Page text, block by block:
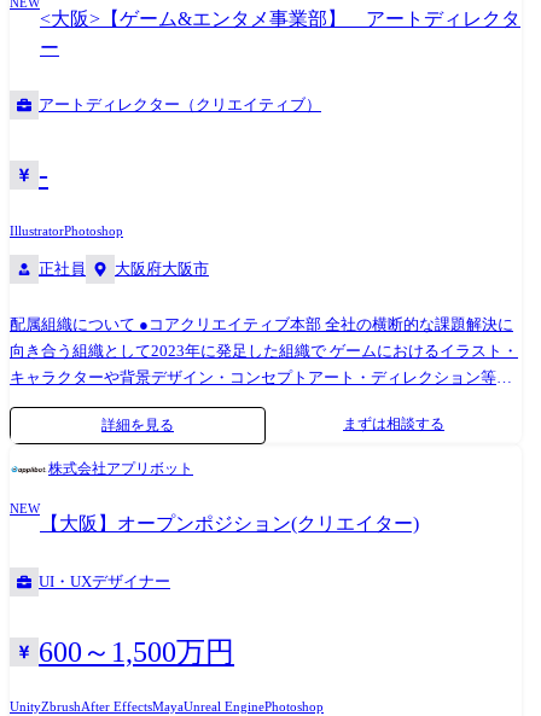
経営陣やマーケティング、PR、IR、採用、開発チームなど他部署と協働
し、ブランド体験の質を継続的に高めていただきます。 ●マネジメント
領域 ロードマップ策定、案件の優先度設計 ステークホルダーとの合意形
な運用体制(KPI設計、効果測定と改善サイクル※主にWebサイト) 運用フ
制の設計) メンバー(最大約6名)との連携・進行管理、レビュー体制の設
計 ●プレイング領域 サイトマップ/ワイヤー/要件定義などの情報設計
たアクセス解析、Search Console等を用いた分析 ABテスト等を踏まえた
改善提案(CVR最適化、導線/フォーム改善) SEO/アクセシビリティ/表示
レートの設計とガバナンス運用 実装・公開に向けた社内開発/情報システ
ムとの連携 ※業務内容は、適性やご経験を基に相談のうえ決定します。
※制作は基本的に内製。 社内コミュニケーションを取りながら円滑に推
進いただきます。 ※従事すべき業務の変更の範囲:会社の定める業務 技
術スタック 【デザインツール】 Adobe Photoshop, Adobe Illustrator, Adobe
Google Workspace 【分析ツール】 Google Analytics 4
<大阪>【ゲーム&エンタメ事業部】 アートディレクタ
ー
アートディレクター（クリエイティブ）
-
IllustratorPhotoshop
正社員 大阪府大阪市
配属組織について ●コアクリエイティブ本部 全社の横断的な課題解決に
向き合う組織として2023年に発足した組織で ゲームにおけるイラスト・
キャラクターや背景デザイン・コンセプトアート・ディレクション等を
担当する部門で構成しています。 【配属先事例】 ①CPU(Concept
Prototyping Unit/コンセプトデザイン部門) ゲーム開発初期のコンセプト
アートを専門に担当している組織です。 事業部(SGE)各社が持つ多様な
ます。 参考▼ https://www.cyberagent.co.jp/service/game/
https://www.cyberagent.co.jp/ir/superiority/game/ ②Draw X Studio(イラスト
レーション部門) SGEのイラスト制作特化型スタジオとして2023年に創設
しました。 描くことに特化したイラストレーター主体の組織です。 各社
う少数精鋭のプロフェッショナル集団として誕生し、イラストを描き切
ることをメインミッションとしていることが特徴です。 ③その他 ご経
詳細を見る まずは相談する
株式会社アプリボット
NEW
【大阪】オープンポジション(クリエイター)
UI・UXデザイナー
600～1,500万円
UnityZbrushAfter EffectsMayaUnreal EnginePhotoshop